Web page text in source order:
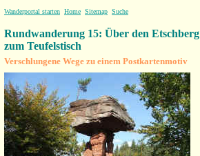
Wanderportal starten Home Sitemap Suche
Rundwanderung 15: Über den Etschberg
zum Teufelstisch
Verschlungene Wege zu einem Postkartenmotiv